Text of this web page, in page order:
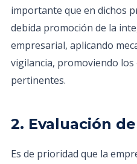
importante que en dichos
debida promoción de la
empresarial, aplicando
vigilancia, promoviendo los
pertinentes.
2. Evaluación
Es de prioridad que la